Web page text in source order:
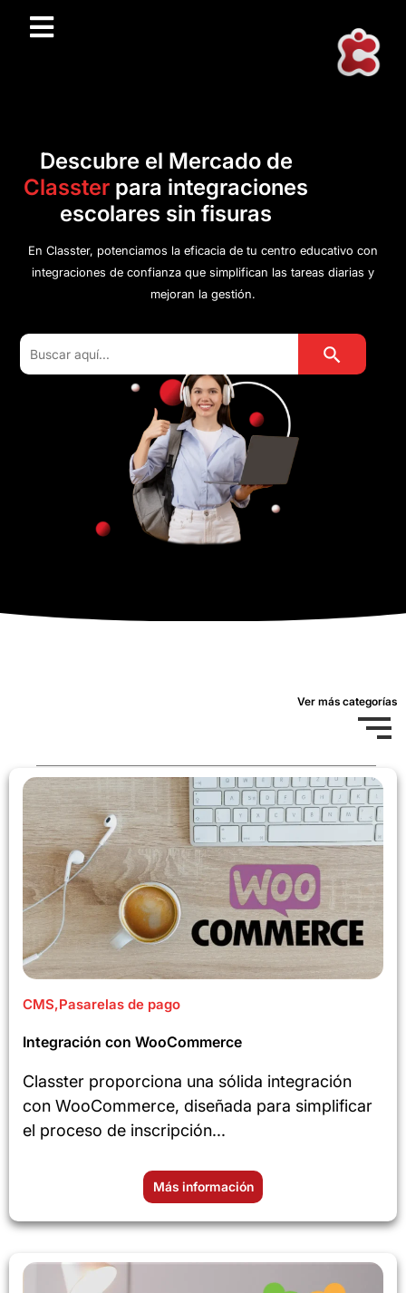
Descubre el Mercado de
Classter para integraciones
escolares sin fisuras
En Classter, potenciamos la eficacia de tu centro educativo con
integraciones de confianza que simplifican las tareas diarias y
mejoran la gestión.
Buscar: Botón de
Ver más categorías
CMS,Pasarelas de pago
Integración con WooCommerce
Classter proporciona una sólida integración
con WooCommerce, diseñada para simplificar
el proceso de inscripción...
Más información